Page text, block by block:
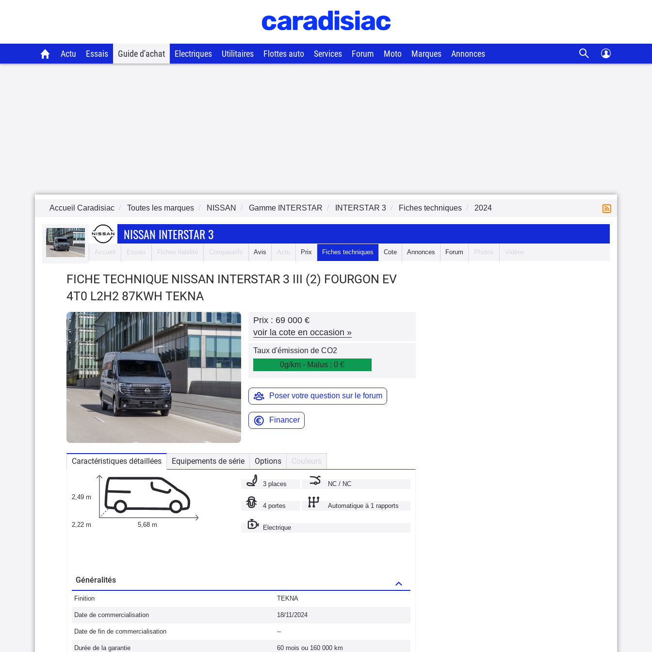
Actu Essais Guide d'achat Electriques Utilitaires Flottes auto Services Forum Moto Marques Annonces
Accueil Caradisiac Toutes les marques NISSAN Gamme INTERSTAR INTERSTAR 3 Fiches techniques 2024
NISSAN INTERSTAR 3
Accueil Essais Fiches fiabilité Comparatifs Avis Actu Prix Fiches techniques Cote Annonces Forum Photos Vidéos
FICHE TECHNIQUE NISSAN INTERSTAR 3 III (2) FOURGON EV
4T0 L2H2 87KWH TEKNA
Prix : 69 000 €
voir la cote en occasion »
Taux d'émission de CO2
0g/km - Malus : 0 €
Poser votre question sur le forum
Financer
Caractéristiques détaillées Equipements de série Options Couleurs
2,49 m
2,22 m 5,68 m
3 places NC / NC
4 portes Automatique à 1 rapports
Electrique
Généralités
Finition TEKNA
Date de commercialisation 18/11/2024
Date de fin de commercialisation --
Durée de la garantie 60 mois ou 160 000 km